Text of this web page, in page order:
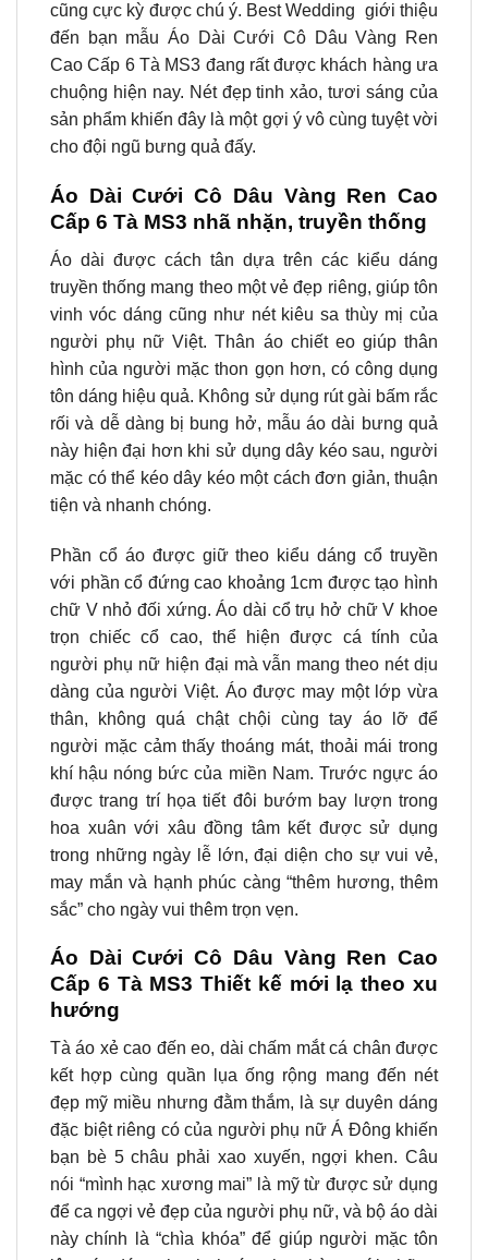
cũng cực kỳ được chú ý. Best Wedding giới thiệu
đến bạn mẫu Áo Dài Cưới Cô Dâu Vàng Ren
Cao Cấp 6 Tà MS3 đang rất được khách hàng ưa
chuộng hiện nay. Nét đẹp tinh xảo, tươi sáng của
sản phẩm khiến đây là một gợi ý vô cùng tuyệt vời
cho đội ngũ bưng quả đấy.
Áo Dài Cưới Cô Dâu Vàng Ren Cao
Cấp 6 Tà MS3 nhã nhặn, truyền thống
Áo dài được cách tân dựa trên các kiểu dáng
truyền thống mang theo một vẻ đẹp riêng, giúp tôn
vinh vóc dáng cũng như nét kiêu sa thùy mị của
người phụ nữ Việt. Thân áo chiết eo giúp thân
hình của người mặc thon gọn hơn, có công dụng
tôn dáng hiệu quả. Không sử dụng rút gài bấm rắc
rối và dễ dàng bị bung hở, mẫu áo dài bưng quả
này hiện đại hơn khi sử dụng dây kéo sau, người
mặc có thể kéo dây kéo một cách đơn giản, thuận
tiện và nhanh chóng.
Phần cổ áo được giữ theo kiểu dáng cổ truyền
với phần cổ đứng cao khoảng 1cm được tạo hình
chữ V nhỏ đối xứng. Áo dài cổ trụ hở chữ V khoe
trọn chiếc cổ cao, thể hiện được cá tính của
người phụ nữ hiện đại mà vẫn mang theo nét dịu
dàng của người Việt. Áo được may một lớp vừa
thân, không quá chật chội cùng tay áo lỡ để
người mặc cảm thấy thoáng mát, thoải mái trong
khí hậu nóng bức của miền Nam. Trước ngực áo
được trang trí họa tiết đôi bướm bay lượn trong
hoa xuân với xâu đồng tâm kết được sử dụng
trong những ngày lễ lớn, đại diện cho sự vui vẻ,
may mắn và hạnh phúc càng “thêm hương, thêm
sắc” cho ngày vui thêm trọn vẹn.
Áo Dài Cưới Cô Dâu Vàng Ren Cao
Cấp 6 Tà MS3 Thiết kế mới lạ theo xu
hướng
Tà áo xẻ cao đến eo, dài chấm mắt cá chân được
kết hợp cùng quần lụa ống rộng mang đến nét
đẹp mỹ miều nhưng đằm thắm, là sự duyên dáng
đặc biệt riêng có của người phụ nữ Á Đông khiến
bạn bè 5 châu phải xao xuyến, ngợi khen. Câu
nói “mình hạc xương mai” là mỹ từ được sử dụng
để ca ngợi vẻ đẹp của người phụ nữ, và bộ áo dài
này chính là “chìa khóa” để giúp người mặc tôn